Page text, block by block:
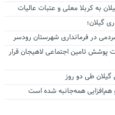
به کربلا معلی و عتبات عالیات
گیلان؛
در فرمانداری شهرستان رودسر
تحت پوشش تامین اجتماعی لاهیجان قرار
همه‌جانبه شده است